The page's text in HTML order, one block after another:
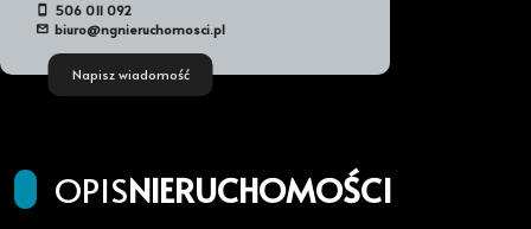
506 011 092
biuro@ngnieruchomosci.pl
Napisz wiadomość
OPISNIERUCHOMOŚCI